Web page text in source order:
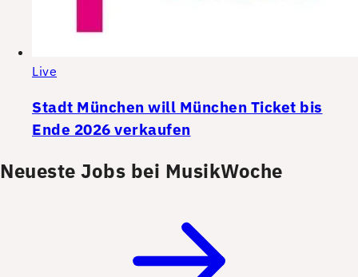
Live
Stadt München will München Ticket bis
Ende 2026 verkaufen
Neueste Jobs bei MusikWoche